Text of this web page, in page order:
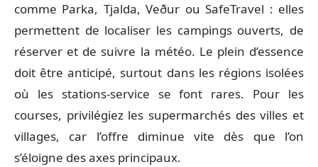
comme Parka, Tjalda, Veður ou SafeTravel : elles
permettent de localiser les campings ouverts, de
réserver et de suivre la météo. Le plein d’essence
doit être anticipé, surtout dans les régions isolées
où les stations-service se font rares. Pour les
courses, privilégiez les supermarchés des villes et
villages, car l’offre diminue vite dès que l’on
s’éloigne des axes principaux.